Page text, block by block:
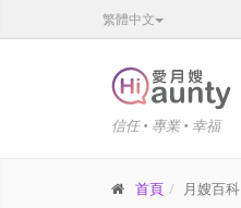
繁體中文
信任 • 專業 • 幸福
首頁 月嫂百科